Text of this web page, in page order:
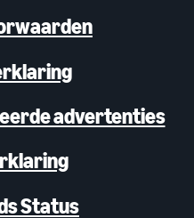
advertenties
Status